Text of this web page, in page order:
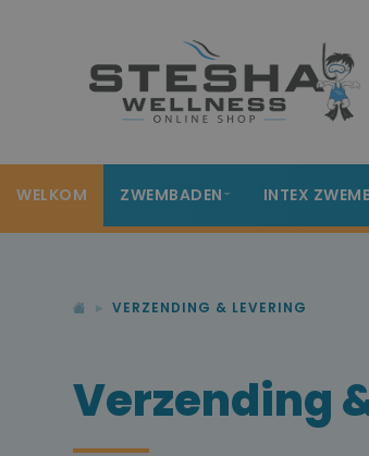
WELKOM ZWEMBADEN INTEX
VERZENDING & LEVERING
Verzending